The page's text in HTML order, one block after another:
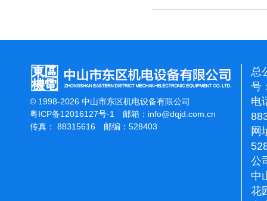
© 1998-2026 中山市东区机电设备有限公司
粤ICP备12016127号-1
邮箱： info@dqjd.com.cn
传真： 88315616 邮编：528403
总
号
电
网
公
中
花